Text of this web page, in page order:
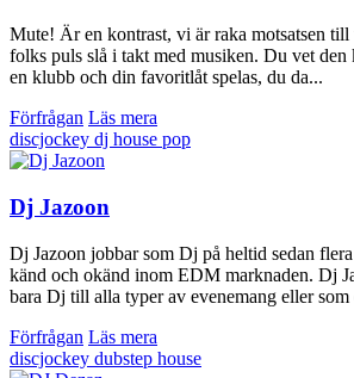
Mute! Är en kontrast, vi är raka motsatsen till
folks puls slå i takt med musiken. Du vet den
en klubb och din favoritlåt spelas, du da...
Förfrågan Läs mera
discjockey dj house pop
Dj Jazoon
Dj Jazoon jobbar som Dj på heltid sedan
känd och okänd inom EDM marknaden. Dj
bara Dj till alla typer av evenemang eller som
Förfrågan Läs mera
discjockey dubstep house